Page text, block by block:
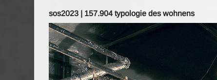
sos2023 | 157.904 typologie des wohnens